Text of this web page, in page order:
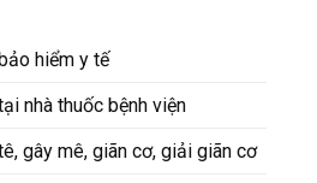
hiểm y tế
nhà thuốc bệnh viện
gây mê, giãn cơ, giải giãn cơ